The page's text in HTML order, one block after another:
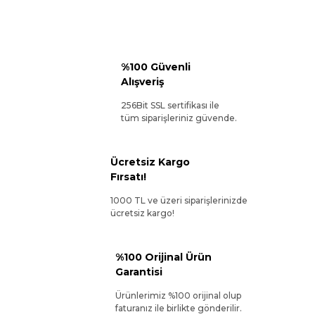
%100 Güvenli
Alışveriş
256Bit SSL sertifikası ile
tüm siparişleriniz güvende.
Ücretsiz Kargo
Fırsatı!
1000 TL ve üzeri siparişlerinizde
ücretsiz kargo!
%100 Orijinal Ürün
Garantisi
Ürünlerimiz %100 orijinal olup
faturanız ile birlikte gönderilir.